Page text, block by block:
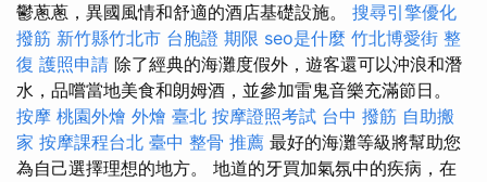
鬱蔥蔥，異國風情和舒適的酒店基礎設施。 搜尋引擎優化
撥筋 新竹縣竹北市 台胞證 期限 seo是什麼 竹北博愛街 整
復 護照申請 除了經典的海灘度假外，遊客還可以沖浪和潛
水，品嚐當地美食和朗姆酒，並參加雷鬼音樂充滿節日。
按摩 桃園外燴 外燴 臺北 按摩證照考試 台中 撥筋 自助搬
家 按摩課程台北 臺中 整骨 推薦 最好的海灘等級將幫助您
為自己選擇理想的地方。 地道的牙買加氣氛中的疾病，在